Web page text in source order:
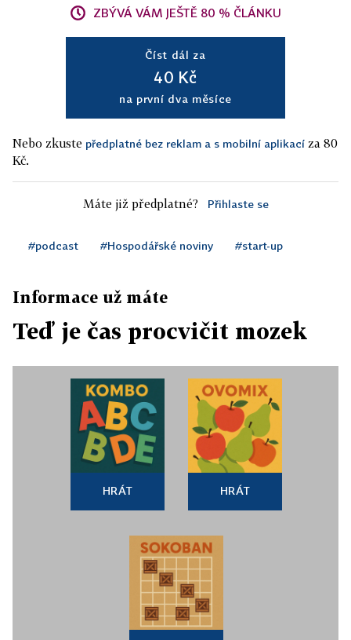
ZBÝVÁ VÁM JEŠTĚ 80 % ČLÁNKU
Číst dál za
40 Kč
na první dva měsíce
Nebo zkuste předplatné bez reklam a s mobilní aplikací za 80
Kč.
Máte již předplatné? Přihlaste se
#podcast #Hospodářské noviny #start-up
Informace už máte
Teď je čas procvičit mozek
HRÁT HRÁT